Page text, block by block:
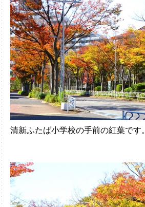
清新ふたば小学校の手前の紅葉です。